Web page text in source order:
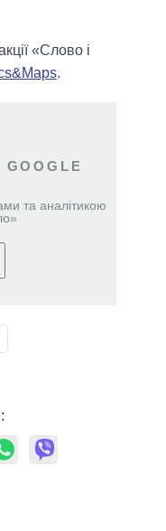
«Слово і
.
та аналітикою